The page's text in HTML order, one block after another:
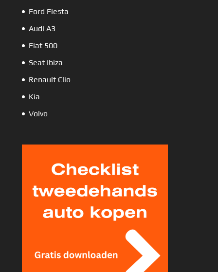
Ford Fiesta
Audi A3
Fiat 500
Seat Ibiza
Renault Clio
Kia
Volvo